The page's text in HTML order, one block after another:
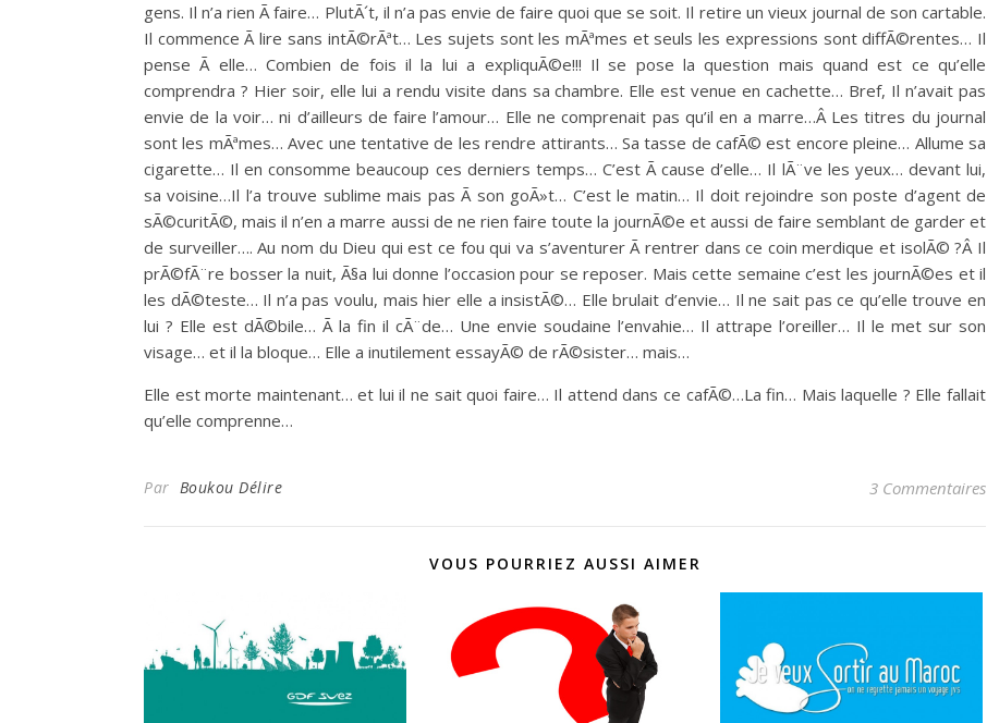
gens. Il n’a rien Ã faire… PlutÃ´t, il n’a pas envie de faire quoi que se soit. Il retire un vieux journal de son cartable.
Il commence Ã lire sans intÃ©rÃªt… Les sujets sont les mÃªmes et seuls les expressions sont diffÃ©rentes… Il
pense Ã elle… Combien de fois il la lui a expliquÃ©e!!! Il se pose la question mais quand est ce qu’elle
comprendra ? Hier soir, elle lui a rendu visite dans sa chambre. Elle est venue en cachette… Bref, Il n’avait pas
envie de la voir… ni d’ailleurs de faire l’amour… Elle ne comprenait pas qu’il en a marre…Â Les titres du journal
sont les mÃªmes… Avec une tentative de les rendre attirants… Sa tasse de cafÃ© est encore pleine… Allume sa
cigarette… Il en consomme beaucoup ces derniers temps… C’est Ã cause d’elle… Il lÃ¨ve les yeux… devant lui,
sa voisine…Il l’a trouve sublime mais pas Ã son goÃ»t… C’est le matin… Il doit rejoindre son poste d’agent de
sÃ©curitÃ©, mais il n’en a marre aussi de ne rien faire toute la journÃ©e et aussi de faire semblant de garder et
de surveiller…. Au nom du Dieu qui est ce fou qui va s’aventurer Ã rentrer dans ce coin merdique et isolÃ© ?Â Il
prÃ©fÃ¨re bosser la nuit, Ã§a lui donne l’occasion pour se reposer. Mais cette semaine c’est les journÃ©es et il
les dÃ©teste… Il n’a pas voulu, mais hier elle a insistÃ©… Elle brulait d’envie… Il ne sait pas ce qu’elle trouve en
lui ? Elle est dÃ©bile… Ã la fin il cÃ¨de… Une envie soudaine l’envahie… Il attrape l’oreiller… Il le met sur son
visage… et il la bloque… Elle a inutilement essayÃ© de rÃ©sister… mais…
Elle est morte maintenant… et lui il ne sait quoi faire… Il attend dans ce cafÃ©…La fin… Mais laquelle ? Elle fallait
qu’elle comprenne…
Par Boukou Délire 3 Commentaires
VOUS POURRIEZ AUSSI AIMER